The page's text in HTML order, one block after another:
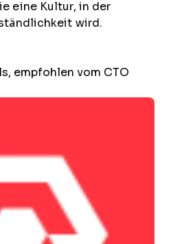
eine Kultur, in der
wird.
empfohlen vom CTO